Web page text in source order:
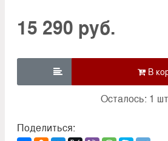
15 290 руб.

Осталось: 1
Поделиться: